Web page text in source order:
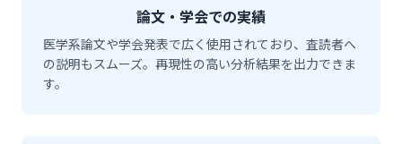
論文・学会での実績
医学系論文や学会発表で広く使用されており、査読者へ
の説明もスムーズ。再現性の高い分析結果を出力できま
す。